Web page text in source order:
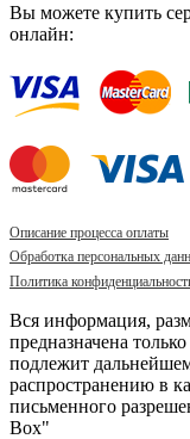
Вы можете купить
онлайн:
Описание процесса оплаты
Обработка персональных
Политика
Вся информация,
предназначена
подлежит
распространению в
письменного
Box"